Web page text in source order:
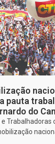
pauta
do
Trabalhadoras